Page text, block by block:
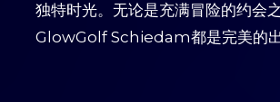
独特时光。无论是充满冒险的约会
GlowGolf Schiedam都是完美的出